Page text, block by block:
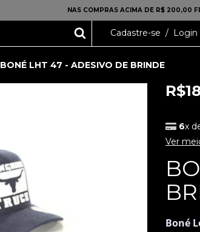
NAS COMPRAS ACIMA DE R$ 200,00
Cadastre-se / Login
BONÉ LHT 47 - ADESIVO DE BRINDE
6x
Ver
Boné